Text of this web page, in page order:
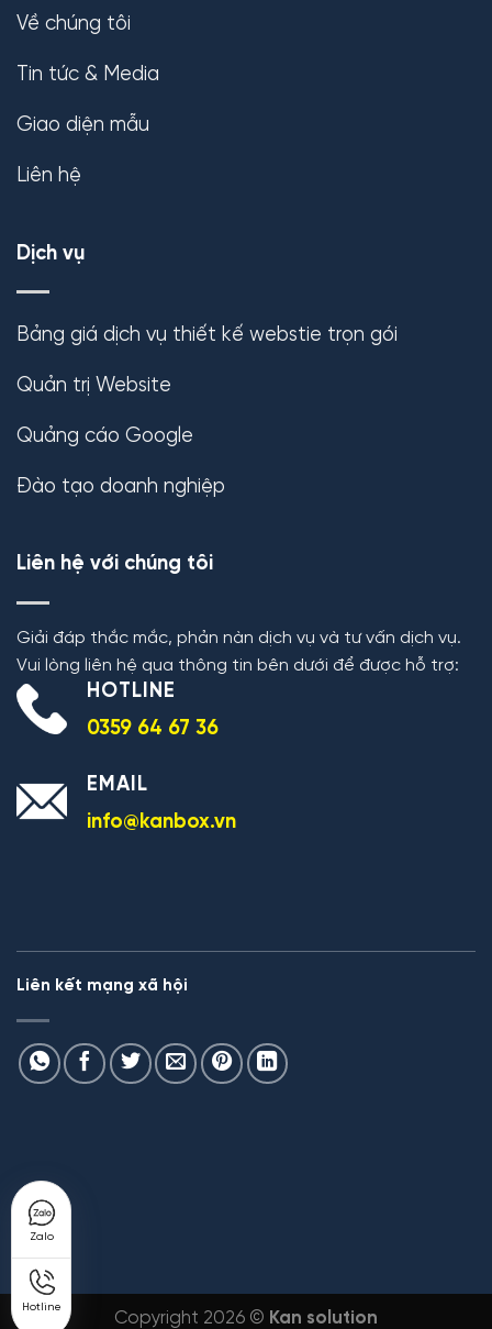
Zalo
Hotline
Về chúng tôi
Tin tức & Media
Giao diện mẫu
Liên hệ
Dịch vụ
Bảng giá dịch vụ thiết kế webstie trọn gói
Quản trị Website
Quảng cáo Google
Đào tạo doanh nghiệp
Liên hệ với chúng tôi
Giải đáp thắc mắc, phản nàn dịch vụ và tư vấn dịch vụ.
Vui lòng liên hệ qua thông tin bên dưới để được hỗ trợ:
HOTLINE
0359 64 67 36
EMAIL
info@kanbox.vn
Liên kết mạng xã hội
Copyright 2026 © Kan solution